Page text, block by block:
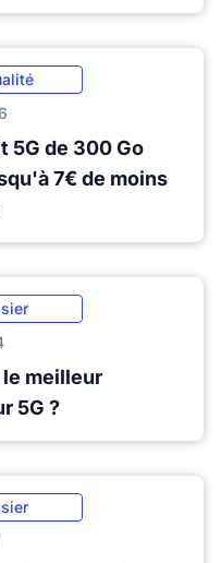
5G de 300 Go
7€ de moins
meilleur
5G ?